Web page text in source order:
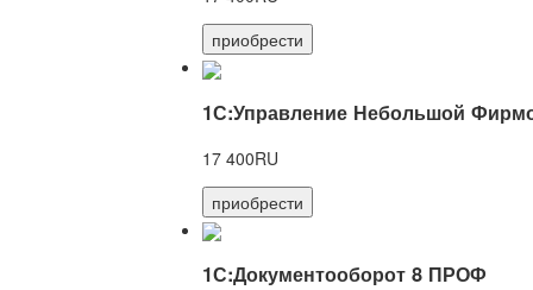
приобрести
1С:Управление Небольшой
17 400RU
приобрести
1С:Документооборот 8 ПРОФ